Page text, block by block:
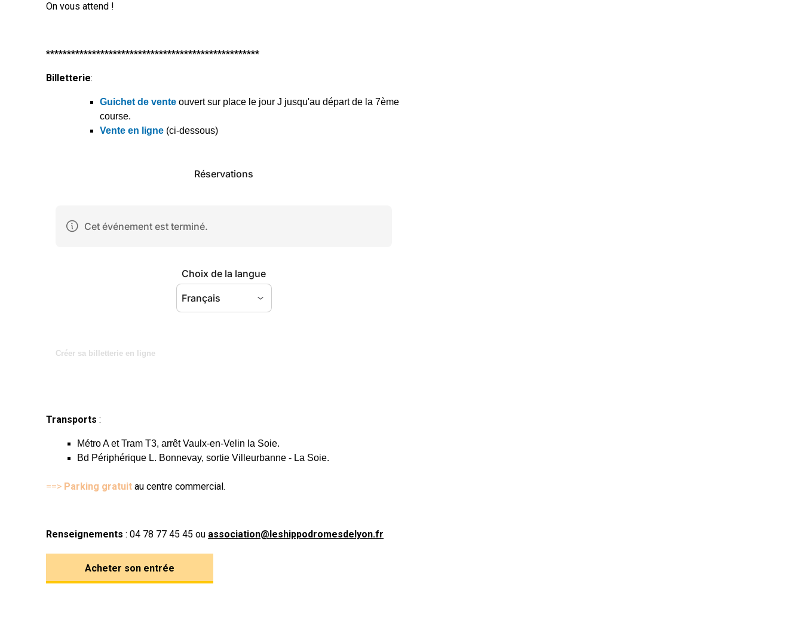
On vous attend !
***************************************************
Billetterie:
Guichet de vente ouvert sur place le jour J jusqu'au départ de la 7ème
course.
Vente en ligne (ci-dessous)
Créer sa billetterie en ligne
Transports :
Métro A et Tram T3, arrêt Vaulx-en-Velin la Soie.
Bd Périphérique L. Bonnevay, sortie Villeurbanne - La Soie.
==> Parking gratuit au centre commercial.
Renseignements : 04 78 77 45 45 ou association@leshippodromesdelyon.fr
Acheter son entrée